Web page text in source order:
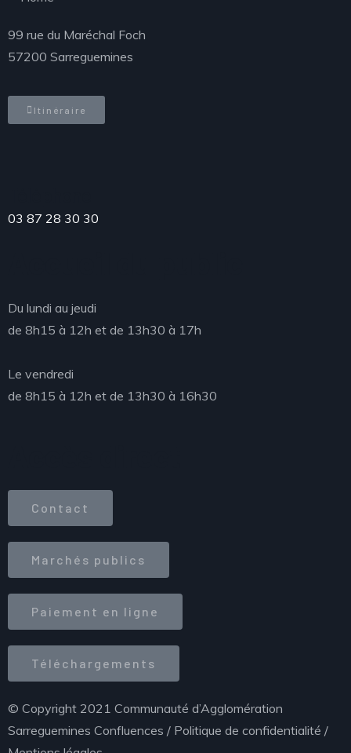
99 rue du Maréchal Foch
57200 Sarreguemines
Itinéraire
03 87 28 30 30
Du lundi au jeudi
de 8h15 à 12h et de 13h30 à 17h
Le vendredi
de 8h15 à 12h et de 13h30 à 16h30
Contact
Marchés publics
Paiement en ligne
Téléchargements
© Copyright 2021 Communauté d’Agglomération
Sarreguemines Confluences / Politique de confidentialité /